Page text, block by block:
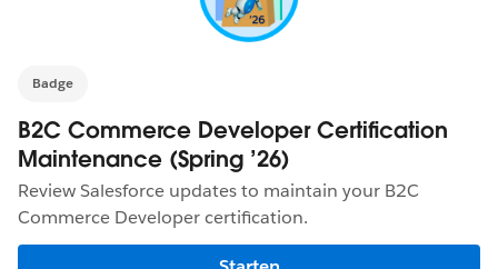
Badge
B2C Commerce Developer Certification
Maintenance (Spring ’26)
Review Salesforce updates to maintain your B2C
Commerce Developer certification.